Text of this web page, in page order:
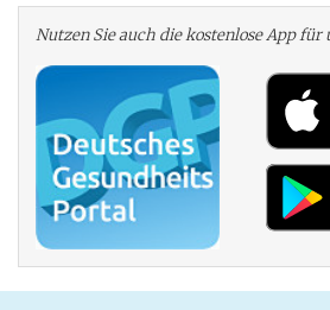
Nutzen Sie auch die kosten­lose App für